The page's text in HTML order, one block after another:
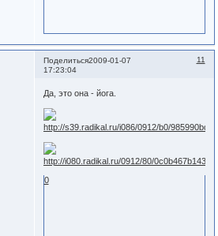
Поделиться 11
2009-01-07
17:23:04
Да, это она - йога.
0